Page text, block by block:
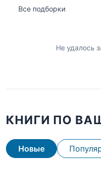
Все подборки
Не удалось
КНИГИ ПО
Новые